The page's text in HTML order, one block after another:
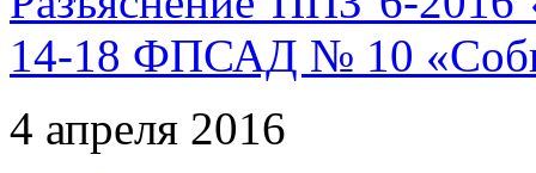
14-18 ФПСАД № 10
4 апреля 2016